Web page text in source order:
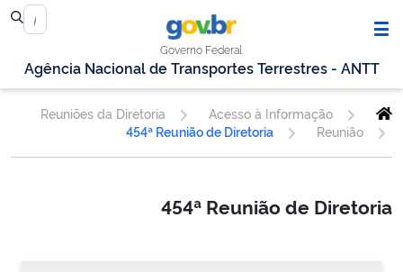
Governo Federal
Agência Nacional de Transportes Terrestres - ANTT
Acesso à Informação
Reuniões da Diretoria
Reunião
454ª Reunião de Diretoria
454ª Reunião de Diretoria